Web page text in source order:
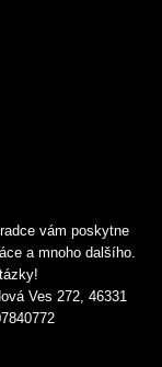
vám poskytne
a mnoho dalšího.
Ves 272, 46331